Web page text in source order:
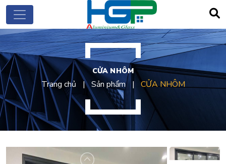
CỬA NHÔM
Trang chủ Sản phẩm CỬA NHÔM